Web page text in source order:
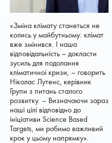
«Зміна клімату станеться не
колись у майбутньому: клімат
вже змінився. І наша
відповідальність – докласти
зусиль для подолання
кліматичної кризи, – говорить
Ніколас Лутенс, керівник
Групи з питань сталого
розвитку. – Визначаючи зараз
наші цілі відповідно до
ініціативи Science Based
Targets, ми робимо важливий
крок у цьому напрямку».